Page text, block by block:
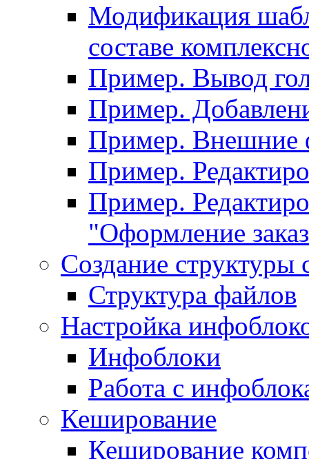
Модификация
составе
Пример. Вывод
Пример.
Пример. Внешние
Пример.
Пример.
"Оформление
Создание структуры
Структура файлов
Настройка
Инфоблоки
Работа с
Кеширование
Кеширование